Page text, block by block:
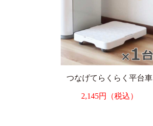
つなげてらくらく平台車
2,145円（税込）